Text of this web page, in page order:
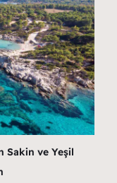
Sakin ve Yeşil